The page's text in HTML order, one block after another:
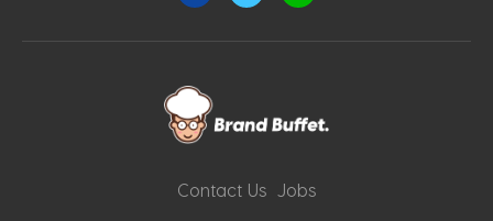
Contact Us Jobs